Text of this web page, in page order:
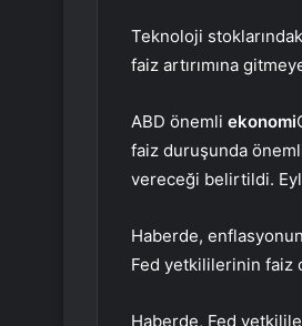
Teknoloji
faiz artırımına
ABD önemli ekonomi
faiz duruşunda
vereceği belirtildi.
Haberde,
Fed yetkililerinin faiz
Haberde, Fed